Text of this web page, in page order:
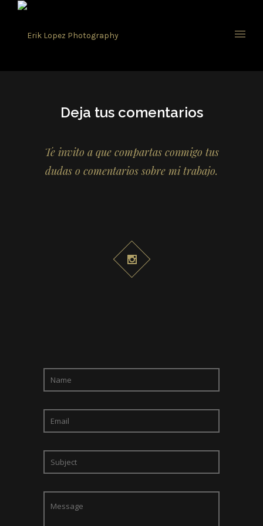
Deja tus comentarios
Te invito a que compartas conmigo tus
dudas o comentarios sobre mi trabajo.